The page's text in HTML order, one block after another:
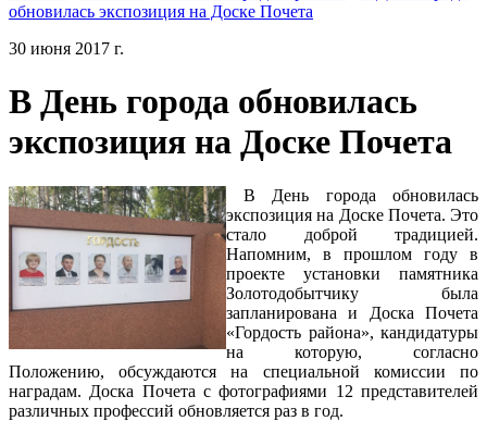
обновилась экспозиция на Доске Почета
30 июня 2017 г.
В День города обновилась
экспозиция на Доске Почета
В День города обновилась
экспозиция на Доске Почета. Это
стало доброй традицией.
Напомним, в прошлом году в
проекте установки памятника
Золотодобытчику была
запланирована и Доска Почета
«Гордость района», кандидатуры
на которую, согласно
Положению, обсуждаются на специальной комиссии по
наградам. Доска Почета с фотографиями 12 представителей
различных профессий обновляется раз в год.